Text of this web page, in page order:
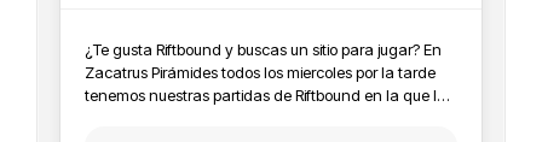
¿Te gusta Riftbound y buscas un sitio para jugar? En
Zacatrus Pirámides todos los miercoles por la tarde
tenemos nuestras partidas de Riftbound en la que los